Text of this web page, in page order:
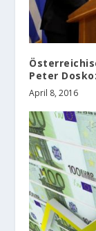
Peter
April 8, 2016